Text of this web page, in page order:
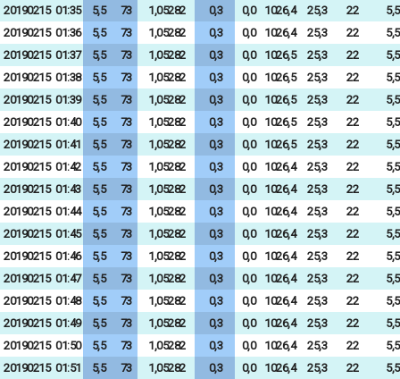
20190215 01:35 5,5 73 1,05282 0,3 0,0 1026,4 25,3 22
5,5
20190215 01:36 5,5 73 1,05282 0,3 0,0 1026,4 25,3 22
5,5
20190215 01:37 5,5 73 1,05282 0,3 0,0 1026,5 25,3 22
5,5
20190215 01:38 5,5 73 1,05282 0,3 0,0 1026,5 25,3 22
5,5
20190215 01:39 5,5 73 1,05282 0,3 0,0 1026,5 25,3 22
5,5
20190215 01:40 5,5 73 1,05282 0,3 0,0 1026,5 25,3 22
5,5
20190215 01:41 5,5 73 1,05282 0,3 0,0 1026,5 25,3 22
5,5
20190215 01:42 5,5 73 1,05282 0,3 0,0 1026,4 25,3 22
5,5
20190215 01:43 5,5 73 1,05282 0,3 0,0 1026,4 25,3 22
5,5
20190215 01:44 5,5 73 1,05282 0,3 0,0 1026,4 25,3 22
5,5
20190215 01:45 5,5 73 1,05282 0,3 0,0 1026,4 25,3 22
5,5
20190215 01:46 5,5 73 1,05282 0,3 0,0 1026,4 25,3 22
5,5
20190215 01:47 5,5 73 1,05282 0,3 0,0 1026,4 25,3 22
5,5
20190215 01:48 5,5 73 1,05282 0,3 0,0 1026,4 25,3 22
5,5
20190215 01:49 5,5 73 1,05282 0,3 0,0 1026,4 25,3 22
5,5
20190215 01:50 5,5 73 1,05282 0,3 0,0 1026,4 25,3 22
5,5
20190215 01:51 5,5 73 1,05282 0,3 0,0 1026,4 25,3 22
5,5